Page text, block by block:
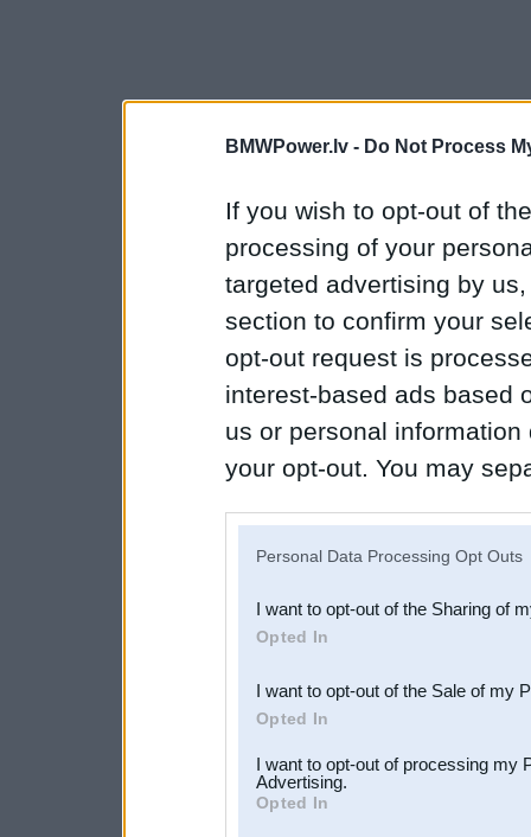
BMWPower.lv - Do Not Process
If you wish to opt-out of
processing of your
targeted advertising by
section to confirm your
opt-out request is
interest-based ads based
us or personal
your opt-out. You may
Downstream Participants
third parties.
Personal Data Processing Opt Outs
I want to opt-out of the Sharing of
Opted In
I want to opt-out of the Sale of my
Opted In
I want to opt-out of processing my
Advertising.
Opted In